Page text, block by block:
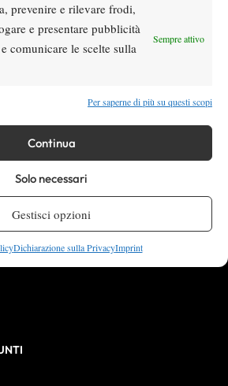
prevenire e rilevare frodi,
e presentare pubblicità
comunicare le scelte sulla
Sempre attivo
Per saperne di più su questi scopi
Continua
Solo necessari
Gestisci opzioni
Dichiarazione sulla PrivacyImprint
SRL, P.iva 14250480960
Alessandro Nizegorodcew